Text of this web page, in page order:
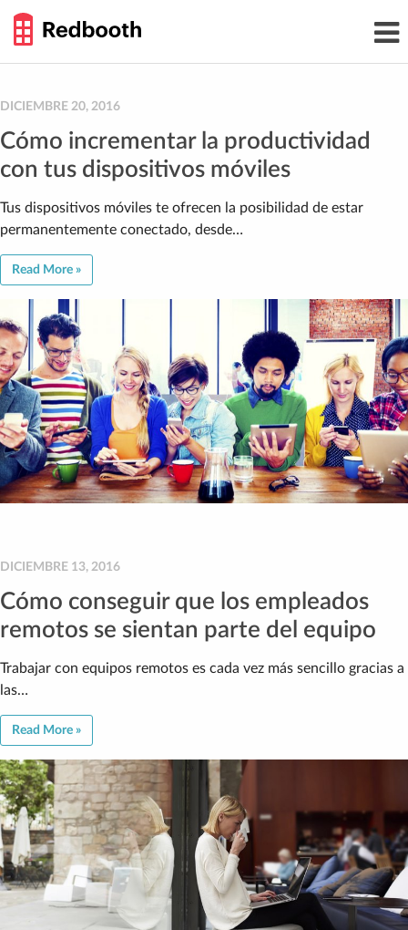
content
GUIDE
DICIEMBRE 20, 2016
Cómo incrementar la productividad
con tus dispositivos móviles
Tus dispositivos móviles te ofrecen la posibilidad de estar
permanentemente conectado, desde…
Read More »
DICIEMBRE 13, 2016
Cómo conseguir que los empleados
remotos se sientan parte del equipo
Trabajar con equipos remotos es cada vez más sencillo gracias a
las…
Read More »